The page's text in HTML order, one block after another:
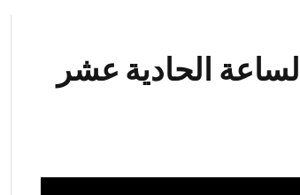
الحادية عشر